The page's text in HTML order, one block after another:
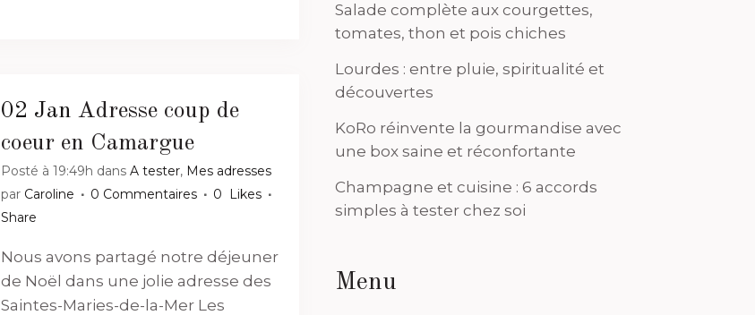
02 Jan Adresse coup de
coeur en Camargue
Posté à 19:49h dans A tester, Mes adresses
par Caroline 0 Commentaires 0
Likes
Share
Nous avons partagé notre déjeuner
de Noël dans une jolie adresse des
Saintes-Maries-de-la-Mer Les
Salade complète aux courgettes,
tomates, thon et pois chiches
Lourdes : entre pluie, spiritualité et
découvertes
KoRo réinvente la gourmandise avec
une box saine et réconfortante
Champagne et cuisine : 6 accords
simples à tester chez soi
Menu